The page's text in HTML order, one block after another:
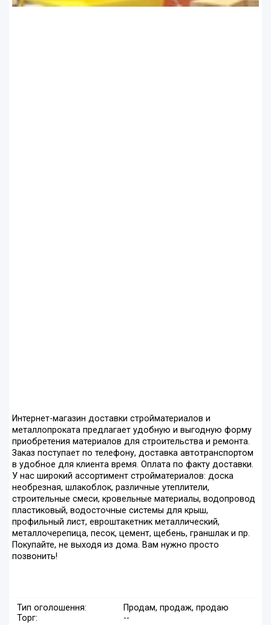
Интернет-магазин доставки стройматериалов и
металлопроката предлагает удобную и выгодную форму
приобретения материалов для строительства и ремонта.
Заказ поступает по телефону, доставка автотранспортом
в удобное для клиента время. Оплата по факту доставки.
У нас широкий ассортимент стройматериалов: доска
необрезная, шлакоблок, различные утеплители,
строительные смеси, кровельные материалы, водопровод
пластиковый, водосточные системы для крыш,
профильный лист, евроштакетник металлический,
металлочерепица, песок, цемент, щебень, граншлак и пр.
Покупайте, не выходя из дома. Вам нужно просто
позвонить!
Тип оголошення:
Продам, продаж, продаю
Торг:
--